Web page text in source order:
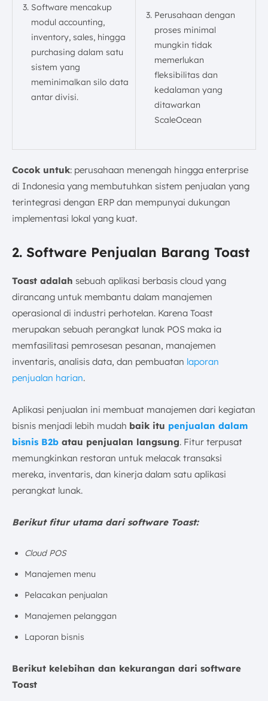
Software mencakup
modul accounting,
inventory, sales, hingga
purchasing dalam satu
sistem yang
meminimalkan silo data
antar divisi.
Perusahaan dengan
proses minimal
mungkin tidak
memerlukan
fleksibilitas dan
kedalaman yang
ditawarkan
ScaleOcean
Cocok untuk: perusahaan menengah hingga enterprise
di Indonesia yang membutuhkan sistem penjualan yang
terintegrasi dengan ERP dan mempunyai dukungan
implementasi lokal yang kuat.
2. Software Penjualan Barang Toast
Toast adalah sebuah aplikasi berbasis cloud yang
dirancang untuk membantu dalam manajemen
operasional di industri perhotelan. Karena Toast
merupakan sebuah perangkat lunak POS maka ia
memfasilitasi pemrosesan pesanan, manajemen
inventaris, analisis data, dan pembuatan laporan
penjualan harian.
Aplikasi penjualan ini membuat manajemen dari kegiatan
bisnis menjadi lebih mudah baik itu penjualan dalam
bisnis B2b atau penjualan langsung. Fitur terpusat
memungkinkan restoran untuk melacak transaksi
mereka, inventaris, dan kinerja dalam satu aplikasi
perangkat lunak.
Berikut fitur utama dari software Toast:
Cloud POS
Manajemen menu
Pelacakan penjualan
Manajemen pelanggan
Laporan bisnis
Berikut kelebihan dan kekurangan dari software
Toast